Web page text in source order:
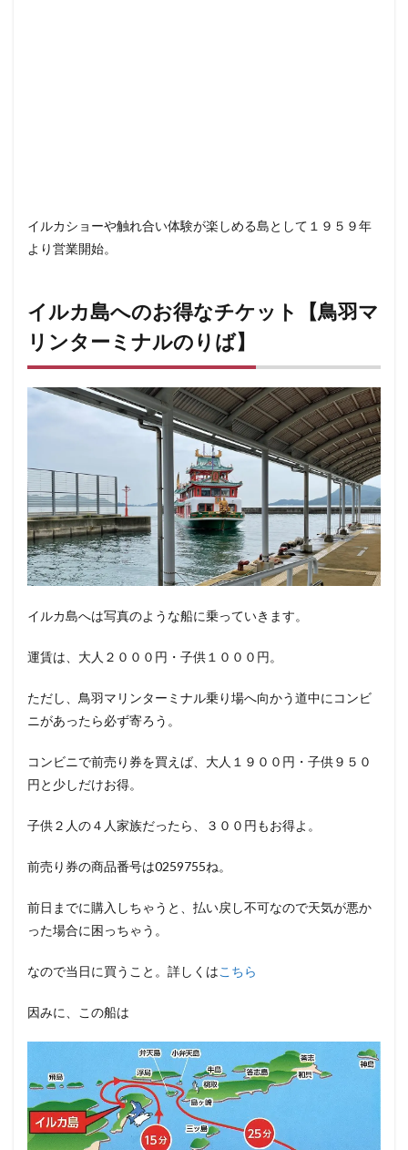
イルカショーや触れ合い体験が楽しめる島として１９５９年
より営業開始。
イルカ島へのお得なチケット【鳥羽マ
リンターミナルのりば】
イルカ島へは写真のような船に乗っていきます。
運賃は、大人２０００円・子供１０００円。
ただし、鳥羽マリンターミナル乗り場へ向かう道中にコンビ
ニがあったら必ず寄ろう。
コンビニで前売り券を買えば、大人１９００円・子供９５０
円と少しだけお得。
子供２人の４人家族だったら、３００円もお得よ。
前売り券の商品番号は0259755ね。
前日までに購入しちゃうと、払い戻し不可なので天気が悪か
った場合に困っちゃう。
なので当日に買うこと。詳しくはこちら
因みに、この船は